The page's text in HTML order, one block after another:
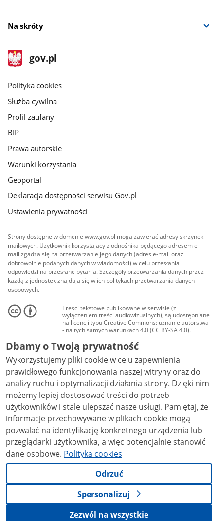
Na skróty
stopka
gov.pl
Strona
gov.pl
gov.pl
Polityka cookies
Służba cywilna
Profil zaufany
BIP
Prawa autorskie
Warunki korzystania
Geoportal
Deklaracja dostępności serwisu Gov.pl
Ustawienia prywatności
Strony dostępne w domenie www.gov.pl mogą zawierać adresy skrzynek
mailowych. Użytkownik korzystający z odnośnika będącego adresem e-
mail zgadza się na przetwarzanie jego danych (adres e-mail oraz
dobrowolnie podanych danych w wiadomości) w celu przesłania
odpowiedzi na przesłane pytania. Szczegóły przetwarzania danych przez
każdą z jednostek znajdują się w ich politykach przetwarzania danych
osobowych.
Treści tekstowe publikowane w serwisie (z
wyłączeniem treści audiowizualnych), są udostępniane
na licencji typu Creative Commons: uznanie autorstwa
- na tych samych warunkach 4.0 (CC BY-SA 4.0).
Materiały audiowizualne, w tym zdjęcia, materiały
audio i wideo, są udostępniane na licencji typu
Creative Commons: uznanie autorstwa użycie
niekomercyjne - bez utworów zależnych 4.0 (CC BY-
NC-ND 4.0), o ile nie jest to stwierdzone inaczej.
Dbamy o Twoją prywatność
Wykorzystujemy pliki cookie w celu zapewnienia
prawidłowego funkcjonowania naszej witryny oraz do
analizy ruchu i optymalizacji działania strony. Dzięki nim
możemy lepiej dostosować treści do potrzeb
użytkowników i stale ulepszać nasze usługi. Pamiętaj, że
informacje przechowywane w plikach cookie mogą
pozwalać na identyfikację konkretnego urządzenia lub
przeglądarki użytkownika, a więc potencjalnie stanowić
dane osobowe. Polityka cookies
Odrzuć
Spersonalizuj
Zezwól na wszystkie